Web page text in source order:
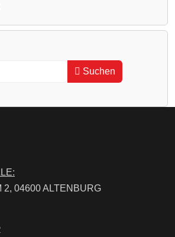
Suchen
2, 04600 ALTENBURG